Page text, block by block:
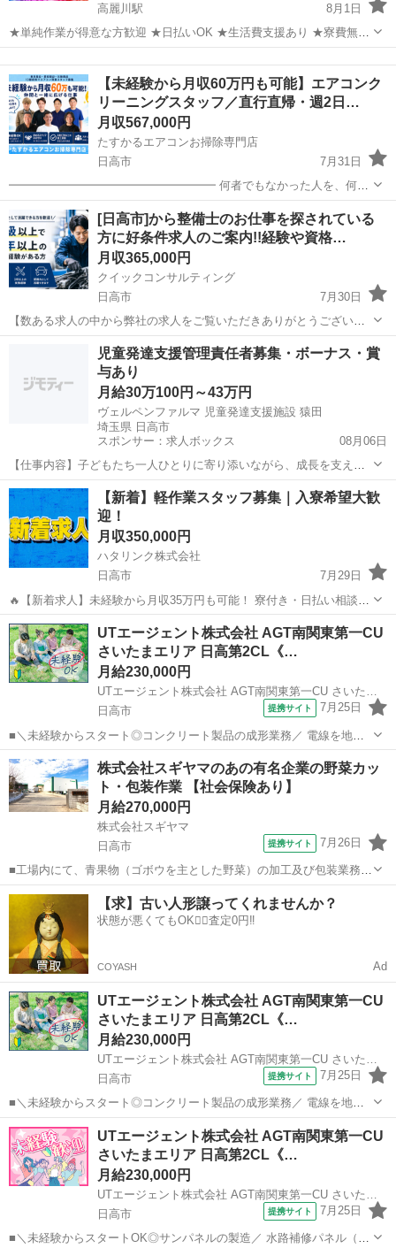
高麗川駅
8月1日
★単純作業が得意な方歓迎 ★日払いOK ★生活費支援あり ★寮費無料
（規定あり） ★スピード就業（最短翌日） ★LINE面談OK ★タトゥー
相談可 ■ お仕事例 ・アパートの清掃 ・医薬品の梱包...
【未経験から月収60万円も可能】エアコンク
リーニングスタッフ／直行直帰・週2日…
月収567,000円
たすかるエアコンお掃除専門店
日高市
7月31日
━━━━━━━━━━━━━━━━━━ 何者でもなかった人を、何者
かにする。 ━━━━━━━━━━━━━━━━━━ 埼玉県日高市エリ
アで、 エアコンクリーニングスタッフを募集します。 未経験から月収
60...
日高市 その他 未経験
[日高市]から整備士のお仕事を探されている
方に好条件求人のご案内!!経験や資格…
月収365,000円
クイックコンサルティング
日高市
7月30日
【数ある求人の中から弊社の求人をご覧いただきありがとうございま
す!!】 全国に様々な求人を5万件以上取り扱っておりご希望条件やご状
況に応じてマッチしそうな求人をご案内いたします!! 応募前に相談だ
けしてみたい方やどんな求...
その他 整備士
児童発達支援管理責任者募集・ボーナス・賞
与あり
月給30万100円～43万円
ヴェルペンファルマ 児童発達支援施設 猿田
埼玉県 日高市
スポンサー：求人ボックス
08月06日
【仕事内容】子どもたち一人ひとりに寄り添いながら、成長を支える
仲間を募集しています! 専門知識を活かしながら、チームワークを大切
にし、子どもたちの「できた!」を一緒に喜べる環境です ・障がい児の
「個別支援計画」の策定 ・保護者との...
正社員
【新着】軽作業スタッフ募集｜入寮希望大歓
迎！
月収350,000円
ハタリンク株式会社
日高市
7月29日
🔥【新着求人】未経験から月収35万円も可能！ 寮付き・日払い相談
OK！ 新しいお仕事を探している方を募集しています！ 「すぐ働きた
い」 「住む場所も一緒に探したい」 「未経験からしっかり稼ぎたい」
そ...
埼玉 日高市
UTエージェント株式会社 AGT南関東第一CU
さいたまエリア 日高第2CL《…
月給230,000円
日高市
提携サイト 7月25日
■＼未経験からスタート◎コンクリート製品の成形業務／ 電線を地中
に埋める、コンクリートの箱のような製品の成形業務！ ＜具体的に
は…＞ 1）ライン成型 ◆外枠に電線が通る為の穴や、ネジなどを設置
（レンチなどを使用）する ...
埼玉 日高市 工場
株式会社スギヤマのあの有名企業の野菜カッ
ト・包装作業 【社会保険あり】
月給270,000円
株式会社スギヤマ
日高市
提携サイト 7月26日
■工場内にて、青果物（ゴボウを主とした野菜）の加工及び包装業務
（袋・箱・パック詰め）をお願いします。 ★業界の知識は一切不要 業
務はスタッフが親切・丁寧に指導します。 安心してスタートできる環
境を整えてお待ちしています。 ※...
埼玉 日高市 工場
【求】古い人形譲ってくれませんか？
状態が悪くてもOK🙆‍♀️査定0円‼️
COYASH Ad
UTエージェント株式会社 AGT南関東第一CU
さいたまエリア 日高第2CL《…
月給230,000円
日高市
提携サイト 7月25日
■＼未経験からスタート◎コンクリート製品の成形業務／ 電線を地中
に埋める、コンクリートの箱のような製品の成形業務！ ＜具体的に
は…＞ 1）ライン成型 ◆外枠に電線が通る為の穴や、ネジなどを設置
（レンチなどを使用）する ...
埼玉 日高市
UTエージェント株式会社 AGT南関東第一CU
さいたまエリア 日高第2CL《…
月給230,000円
日高市
提携サイト 7月25日
■＼未経験からスタートOK◎サンパネルの製造／ 水路補修パネル（サ